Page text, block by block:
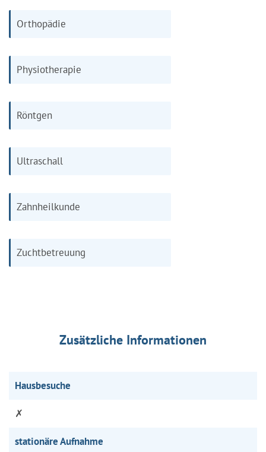
Orthopädie
Physiotherapie
Röntgen
Ultraschall
Zahnheilkunde
Zuchtbetreuung
Zusätzliche Informationen
Hausbesuche
✗
stationäre Aufnahme